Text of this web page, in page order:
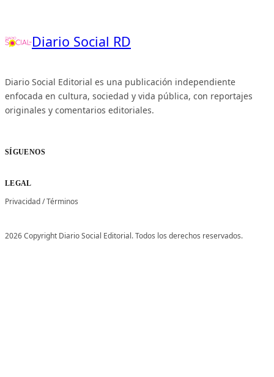
Diario Social RD
Diario Social Editorial es una publicación independiente
enfocada en cultura, sociedad y vida pública, con reportajes
originales y comentarios editoriales.
SÍGUENOS
LEGAL
Privacidad/Términos
2026 Copyright Diario Social Editorial. Todos los derechos reservados.